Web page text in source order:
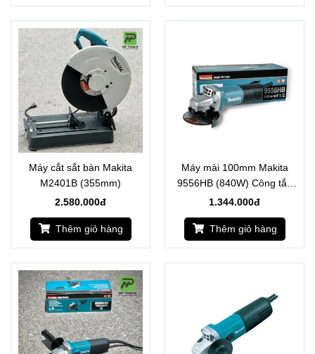
Máy cắt sắt bàn Makita
M2401B (355mm)
2.580.000đ
Thêm giỏ hàng
Máy mài 100mm Makita
9556HB (840W) Công tắc
đuôi
1.344.000đ
Thêm giỏ hàng